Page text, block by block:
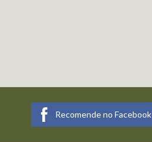
Recomende no Facebook